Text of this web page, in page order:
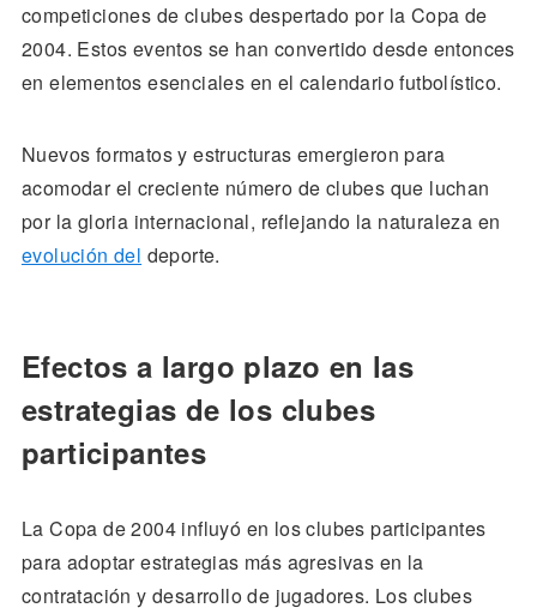
competiciones de clubes despertado por la Copa de
2004. Estos eventos se han convertido desde entonces
en elementos esenciales en el calendario futbolístico.
Nuevos formatos y estructuras emergieron para
acomodar el creciente número de clubes que luchan
por la gloria internacional, reflejando la naturaleza en
evolución del deporte.
Efectos a largo plazo en las
estrategias de los clubes
participantes
La Copa de 2004 influyó en los clubes participantes
para adoptar estrategias más agresivas en la
contratación y desarrollo de jugadores. Los clubes